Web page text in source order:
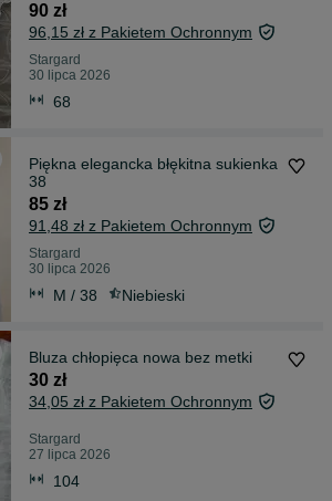
90 zł
96,15 zł z Pakietem Ochronnym
Stargard
30 lipca 2026
68
Piękna elegancka błękitna sukienka
38
85 zł
91,48 zł z Pakietem Ochronnym
Stargard
30 lipca 2026
M / 38 Niebieski
Bluza chłopięca nowa bez metki
30 zł
34,05 zł z Pakietem Ochronnym
Stargard
27 lipca 2026
104